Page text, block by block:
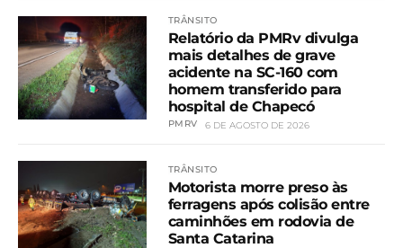
TRÂNSITO
Relatório da PMRv divulga
mais detalhes de grave
acidente na SC-160 com
homem transferido para
hospital de Chapecó
PMRV 6 DE AGOSTO DE 2026
TRÂNSITO
Motorista morre preso às
ferragens após colisão entre
caminhões em rodovia de
Santa Catarina